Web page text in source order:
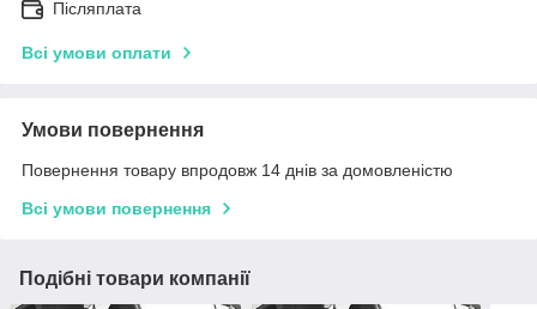
Післяплата
Всі умови оплати
Умови повернення
Повернення товару впродовж 14 днів за домовленістю
Всі умови повернення
Подібні товари компанії